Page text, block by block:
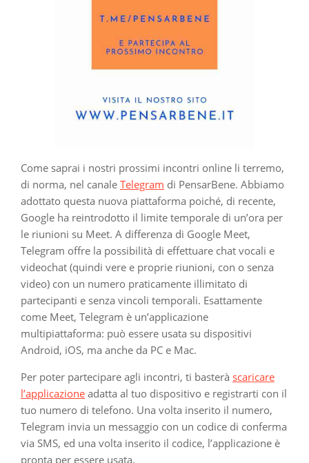
Come saprai i nostri prossimi incontri online li terremo,
di norma, nel canale Telegram di PensarBene. Abbiamo
adottato questa nuova piattaforma poiché, di recente,
Google ha reintrodotto il limite temporale di un’ora per
le riunioni su Meet. A differenza di Google Meet,
Telegram offre la possibilità di effettuare chat vocali e
videochat (quindi vere e proprie riunioni, con o senza
video) con un numero praticamente illimitato di
partecipanti e senza vincoli temporali. Esattamente
come Meet, Telegram è un’applicazione
multipiattaforma: può essere usata su dispositivi
Android, iOS, ma anche da PC e Mac.
Per poter partecipare agli incontri, ti basterà scaricare
l’applicazione adatta al tuo dispositivo e registrarti con il
tuo numero di telefono. Una volta inserito il numero,
Telegram invia un messaggio con un codice di conferma
via SMS, ed una volta inserito il codice, l’applicazione è
pronta per essere usata.